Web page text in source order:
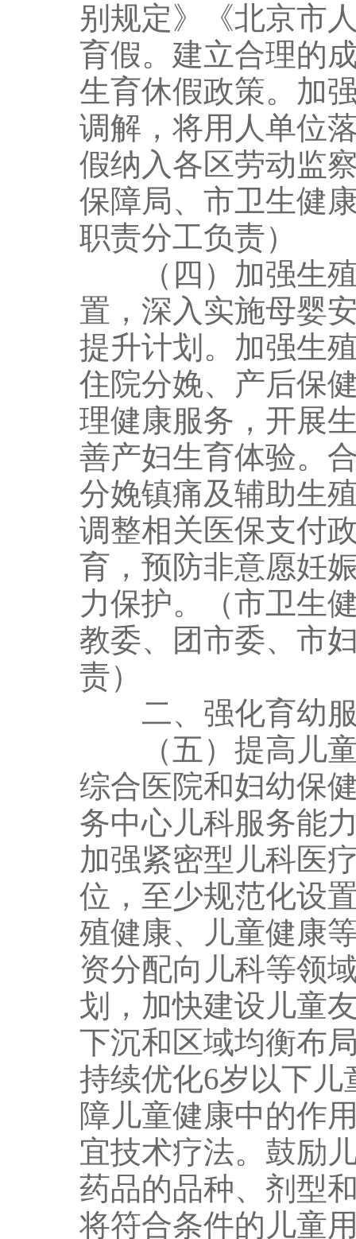
别规定》《北京市
育假。建立合理的
生育休假政策。加
调解，将用人单位
假纳入各区劳动监
保障局、市卫生健
职责分工负责）
（四）加强生殖
置，深入实施母婴
提升计划。加强生
住院分娩、产后保
理健康服务，开展
善产妇生育体验。
分娩镇痛及辅助生
调整相关医保支付
育，预防非意愿妊
力保护。（市卫生
教委、团市委、市
责）
二、强化育幼服
（五）提高儿童
综合医院和妇幼保
务中心儿科服务能
加强紧密型儿科医
位，至少规范化设
殖健康、儿童健康
资分配向儿科等领
划，加快建设儿童
下沉和区域均衡布
持续优化6岁以下
障儿童健康中的作
宜技术疗法。鼓励
药品的品种、剂型
将符合条件的儿童